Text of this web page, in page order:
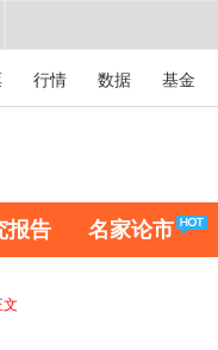
行情 数据 基金
报告 名家论市
文